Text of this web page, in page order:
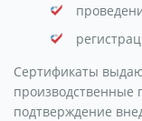
Сертификаты
производственные
подтверждение